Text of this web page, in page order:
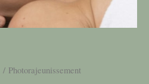
/ Photorajeunissement